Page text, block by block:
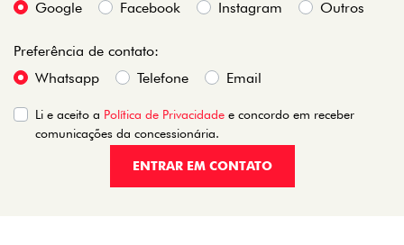
Google
Facebook Instagram Outros
Preferência de contato:
Whatsapp
Telefone Email
Li e aceito a Política de Privacidade e concordo em receber
comunicações da concessionária.
ENTRAR EM CONTATO